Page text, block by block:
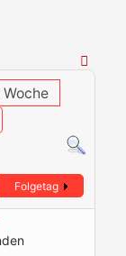
Woche
Folgetag